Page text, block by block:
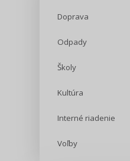
Doprava
Odpady
Školy
Kultúra
Interné riadenie
Voľby